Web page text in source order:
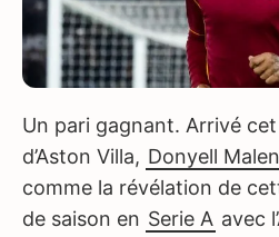
Un pari gagnant. Arrivé
d’Aston Villa, Donyell Malen
comme la révélation de
de saison en Serie A avec